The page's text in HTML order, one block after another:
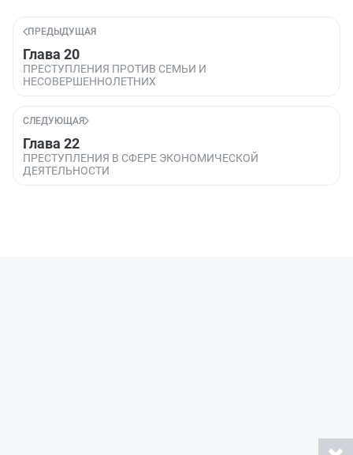
ПРЕДЫДУЩАЯ
Глава 20
ПРЕСТУПЛЕНИЯ ПРОТИВ СЕМЬИ И
НЕСОВЕРШЕННОЛЕТНИХ
СЛЕДУЮЩАЯ
Глава 22
ПРЕСТУПЛЕНИЯ В СФЕРЕ ЭКОНОМИЧЕСКОЙ
ДЕЯТЕЛЬНОСТИ